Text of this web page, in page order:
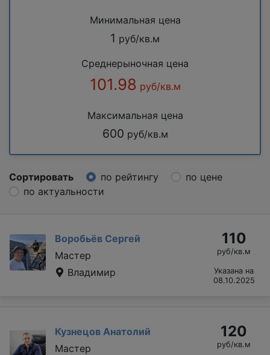
Минимальная цена
1 руб/кв.м
Среднерыночная цена
101.98 руб/кв.м
Максимальная цена
600 руб/кв.м
Сортировать по рейтингу
по цене
по актуальности
Воробьёв Сергей
Мастер
Владимир
110
руб/кв.м
Указана на
08.10.2025
Кузнецов Анатолий
Мастер
120
руб/кв.м